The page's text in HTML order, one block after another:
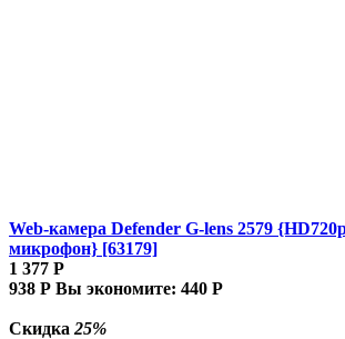
Web-камера Defender G-lens 2579
микрофон} [63179]
1 377 Р
938 Р Вы экономите: 440 Р
Скидка 25%